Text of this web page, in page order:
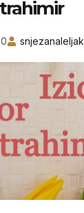
snjezanaleljak